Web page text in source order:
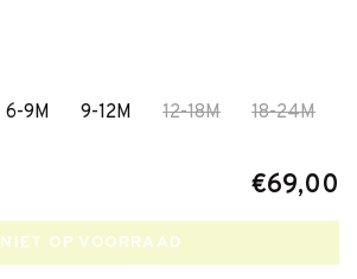
6-9M 9-12M 12-18M 18-24M
€69,00
NIET OP VOORRAAD